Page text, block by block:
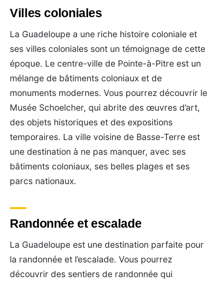
Villes coloniales
La Guadeloupe a une riche histoire coloniale et
ses villes coloniales sont un témoignage de cette
époque. Le centre-ville de Pointe-à-Pitre est un
mélange de bâtiments coloniaux et de
monuments modernes. Vous pourrez découvrir le
Musée Schoelcher, qui abrite des œuvres d’art,
des objets historiques et des expositions
temporaires. La ville voisine de Basse-Terre est
une destination à ne pas manquer, avec ses
bâtiments coloniaux, ses belles plages et ses
parcs nationaux.
Randonnée et escalade
La Guadeloupe est une destination parfaite pour
la randonnée et l’escalade. Vous pourrez
découvrir des sentiers de randonnée qui